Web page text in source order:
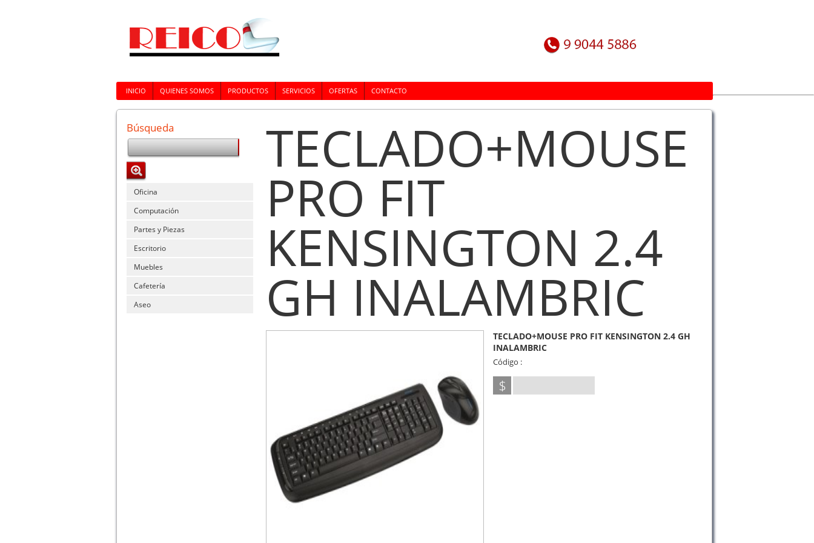
INICIO QUIENES SOMOS PRODUCTOS SERVICIOS OFERTAS CONTACTO
Búsqueda
Oficina
Computación
Partes y Piezas
Escritorio
Muebles
Cafetería
Aseo
TECLADO+MOUSE
PRO FIT
KENSINGTON 2.4
GH INALAMBRIC
TECLADO+MOUSE PRO FIT KENSINGTON 2.4 GH
INALAMBRIC
Código :
$